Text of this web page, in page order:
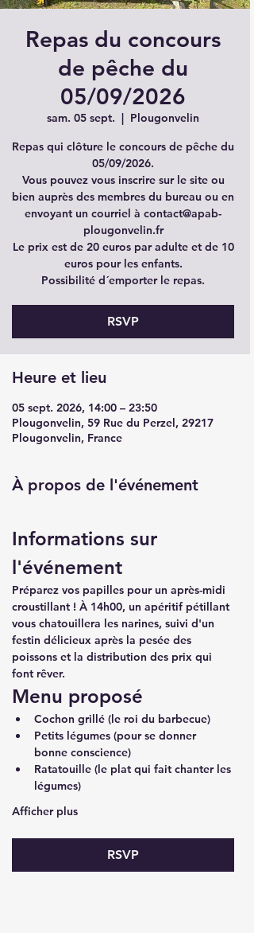
Repas du concours
de pêche du
05/09/2026
sam. 05 sept.
  |
Plougonvelin
Repas qui clôture le concours de pêche du
05/09/2026.
Vous pouvez vous inscrire sur le site ou
bien auprès des membres du bureau ou en
envoyant un courriel à contact@apab-
plougonvelin.fr
Le prix est de 20 euros par adulte et de 10
euros pour les enfants.
Possibilité d´emporter le repas.
RSVP
Heure et lieu
05 sept. 2026, 14:00 – 23:50
Plougonvelin, 59 Rue du Perzel, 29217
Plougonvelin, France
À propos de l'événement
Informations sur
l'événement
Préparez vos papilles pour un après-midi
croustillant ! À 14h00, un apéritif pétillant
vous chatouillera les narines, suivi d'un
festin délicieux après la pesée des
poissons et la distribution des prix qui
font rêver.
Menu proposé
Cochon grillé (le roi du barbecue)
Petits légumes (pour se donner
bonne conscience)
Ratatouille (le plat qui fait chanter les
légumes)
Afficher plus
RSVP